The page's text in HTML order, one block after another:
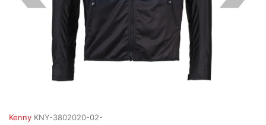
Kenny KNY-3802020-02-